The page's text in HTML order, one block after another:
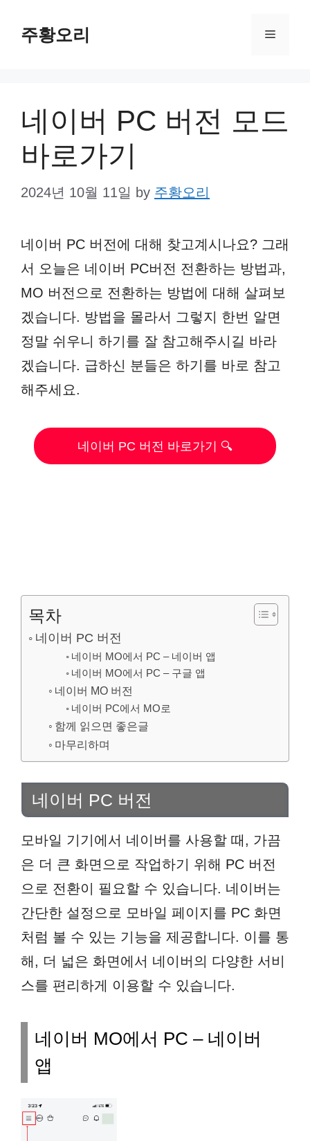
주황오리 Menu
네이버 PC 버전 모드
바로가기
2024년 10월 11일 by 주황오리
네이버 PC 버전에 대해 찾고계시나요? 그래
서 오늘은 네이버 PC버전 전환하는 방법과,
MO 버전으로 전환하는 방법에 대해 살펴보
겠습니다. 방법을 몰라서 그렇지 한번 알면
정말 쉬우니 하기를 잘 참고해주시길 바라
겠습니다. 급하신 분들은 하기를 바로 참고
해주세요.
네이버 PC 버전 바로가기 🔍
목차
네이버 PC 버전
네이버 MO에서 PC – 네이버 앱
네이버 MO에서 PC – 구글 앱
네이버 MO 버전
네이버 PC에서 MO로
함께 읽으면 좋은글
마무리하며
네이버 PC 버전
모바일 기기에서 네이버를 사용할 때, 가끔
은 더 큰 화면으로 작업하기 위해 PC 버전
으로 전환이 필요할 수 있습니다. 네이버는
간단한 설정으로 모바일 페이지를 PC 화면
처럼 볼 수 있는 기능을 제공합니다. 이를 통
해, 더 넓은 화면에서 네이버의 다양한 서비
스를 편리하게 이용할 수 있습니다.
네이버 MO에서 PC – 네이버
앱